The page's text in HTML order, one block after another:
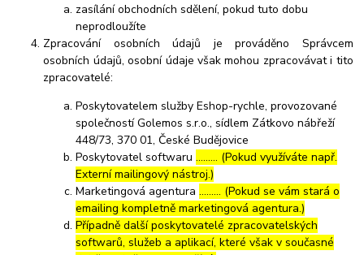
zasílání obchodních sdělení, pokud tuto dobu
neprodloužíte
Zpracování osobních údajů je prováděno Správcem
osobních údajů, osobní údaje však mohou zpracovávat i tito
zpracovatelé:
Poskytovatelem služby Eshop-rychle, provozované
společností Golemos s.r.o., sídlem Zátkovo nábřeží
448/73, 370 01, České Budějovice
Poskytovatel softwaru……… (Pokud využíváte např.
Externí mailingový nástroj.)
Marketingová agentura……… (Pokud se vám stará o
emailing kompletně marketingová agentura.)
Případně další poskytovatelé zpracovatelských
softwarů, služeb a aplikací, které však v současné